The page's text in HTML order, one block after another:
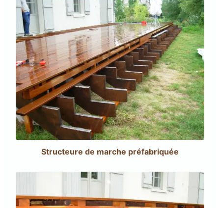
Structeure de marche préfabriquée